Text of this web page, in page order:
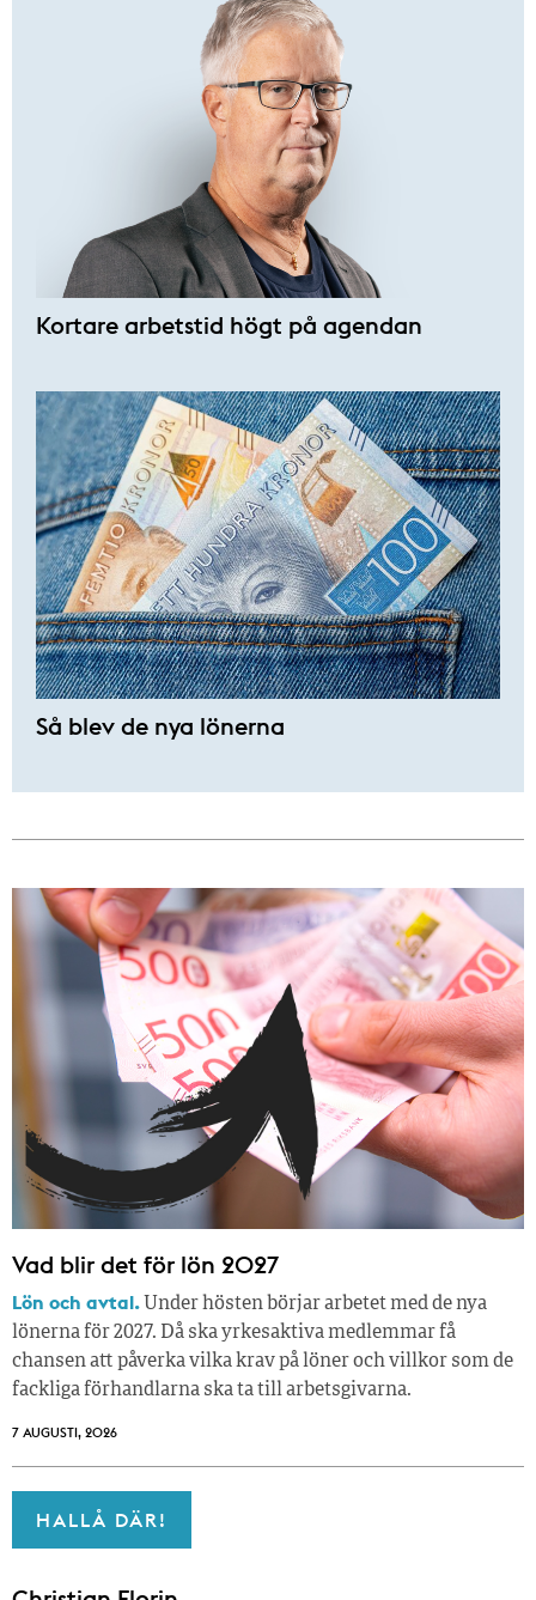
Kortare arbetstid högt på agendan
Så blev de nya lönerna
Vad blir det för lön 2027
Lön och avtal. Under hösten börjar arbetet med de nya
lönerna för 2027. Då ska yrkesaktiva medlemmar få
chansen att påverka vilka krav på löner och villkor som de
fackliga förhandlarna ska ta till arbetsgivarna.
7 AUGUSTI, 2026
HALLÅ DÄR!